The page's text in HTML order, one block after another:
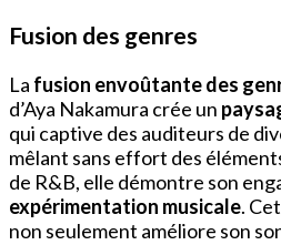
Fusion des genres
La fusion envoûtante des
d’Aya Nakamura crée un
qui captive des auditeurs de
mêlant sans effort des
de R&B, elle démontre son
expérimentation musicale.
non seulement améliore son